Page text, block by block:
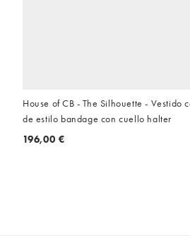
House of CB - The Silhouette - Vestido
de estilo bandage con cuello halter
196,00 €